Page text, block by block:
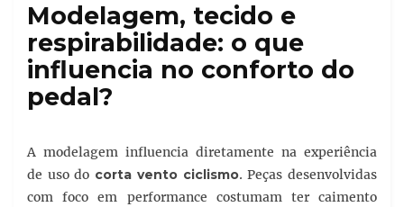
Modelagem, tecido e
respirabilidade: o que
influencia no conforto do
pedal?
A modelagem influencia diretamente na experiência
de uso do corta vento ciclismo. Peças desenvolvidas
com foco em performance costumam ter caimento